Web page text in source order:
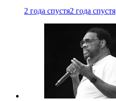
2 года спустя2 года спустя